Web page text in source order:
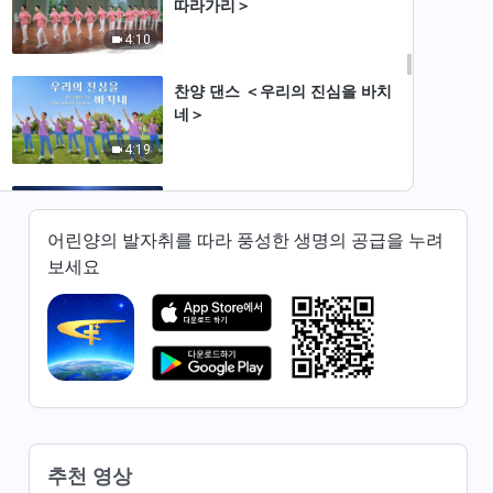
4:10
따라가리＞
4:19
찬양 댄스 ＜우리의 진심을 바치
네＞
5:48
찬양 댄스 ＜전능하신 하나님의
구원 찬양하네＞
3:46
생활＞
어린양의 발자취를 따라 풍성한 생명의 공급을 누려
보세요
추천 영상